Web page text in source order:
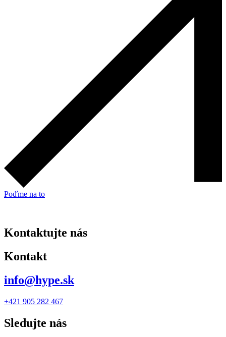
Poďme na to
Kontaktujte nás
Kontakt
info@hype.sk
+421 905 282 467
Sledujte nás